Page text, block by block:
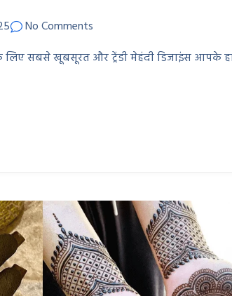
No Comments
लिए सबसे खूबसूरत और ट्रेंडी मेहंदी डिजाइंस आपके